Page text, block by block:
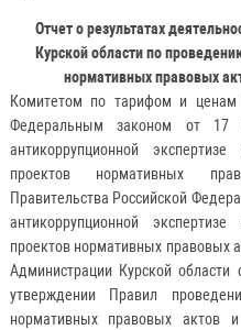
Отчет о результатах
Курской области по
нормативных правовых
Комитетом по тарифом и ценам
Федеральным законом от
антикоррупционной
проектов нормативных
Правительства Российской
антикоррупционной
проектов нормативных правовых
Администрации Курской
утверждении Правил
нормативных правовых актов